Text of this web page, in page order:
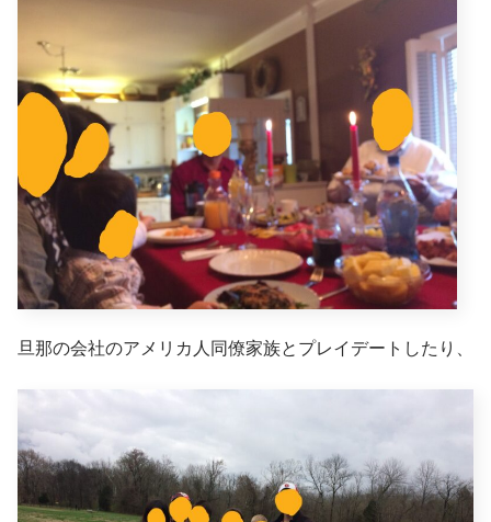
旦那の会社のアメリカ人同僚家族とプレイデートしたり、